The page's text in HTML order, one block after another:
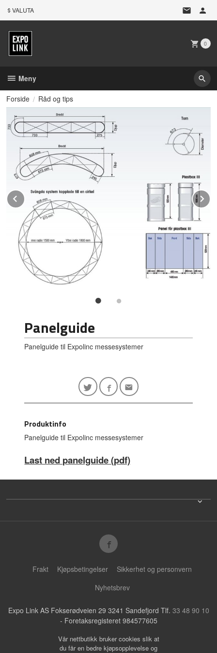
VALUTA
0
Meny
Forside Råd og tips
Prev
Panelguide
Panelguide til Expolinc messesystemer
Produktinfo
Panelguide til Expolinc messesystemer
Last ned panelguide (pdf)
Frakt Kjøpsbetingelser
Sikkerhet og personvern
Nyhetsbrev
Expo Link AS Fokserødveien 29 3241 Sandefjord Tlf. 33 48 90 10
- Foretaksregisteret 984577605
Vår nettbutikk bruker cookies slik at
du får en bedre kjøpsopplevelse og